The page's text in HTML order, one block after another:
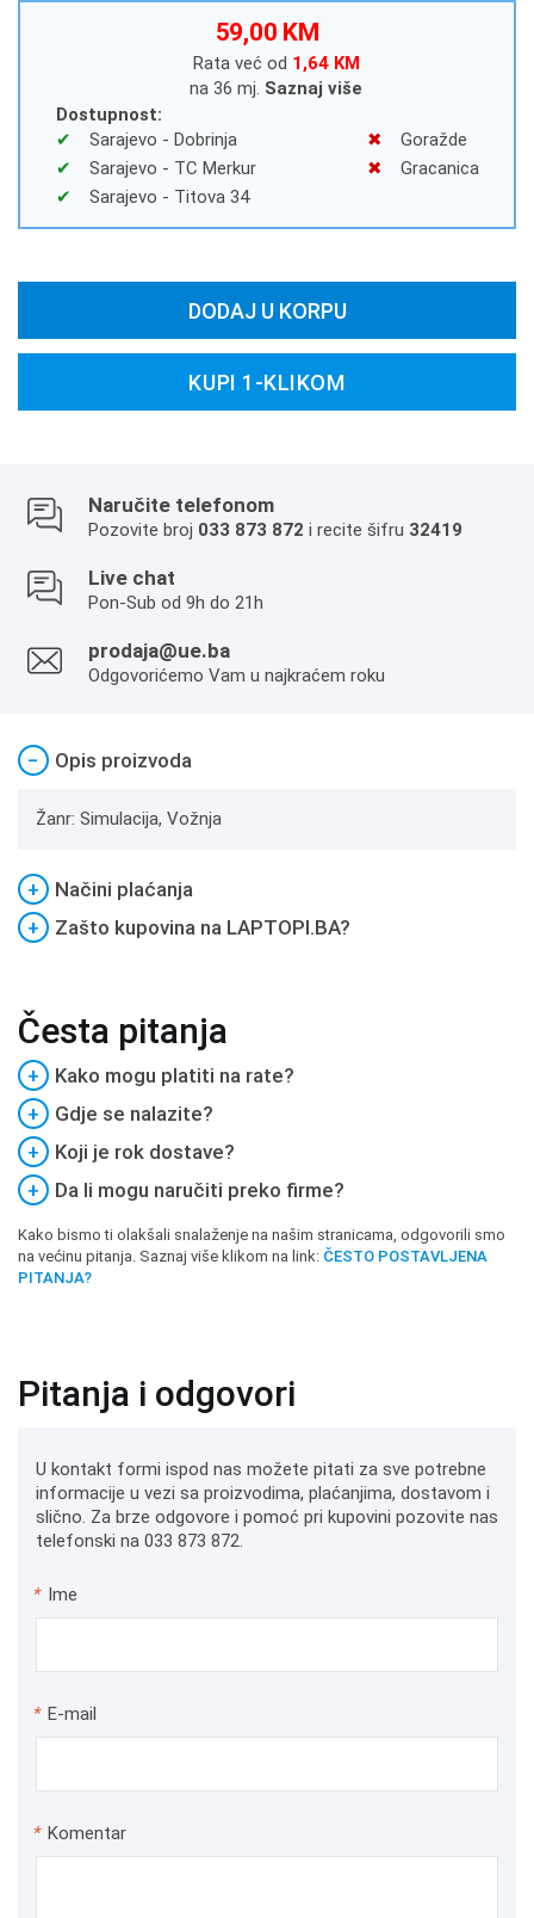
59,00 KM
Rata već od 1,64 KM
na 36 mj. Saznaj više
Dostupnost:
Sarajevo - Dobrinja
Sarajevo - TC Merkur
Sarajevo - Titova 34
Goražde
Gracanica
DODAJ U KORPU
KUPI 1-KLIKOM
Naručite telefonom
Pozovite broj 033 873 872 i recite šifru 32419
Live chat
Pon-Sub od 9h do 21h
prodaja@ue.ba
Odgovorićemo Vam u najkraćem roku
− Opis proizvoda
Žanr: Simulacija, Vožnja
+
Načini plaćanja
+
Zašto kupovina na LAPTOPI.BA?
Česta pitanja
+
Kako mogu platiti na rate?
+
Gdje se nalazite?
+
Koji je rok dostave?
+
Da li mogu naručiti preko firme?
Kako bismo ti olakšali snalaženje na našim stranicama, odgovorili smo
na većinu pitanja. Saznaj više klikom na link: ČESTO POSTAVLJENA
PITANJA?
Pitanja i odgovori
U kontakt formi ispod nas možete pitati za sve potrebne
informacije u vezi sa proizvodima, plaćanjima, dostavom i
slično. Za brze odgovore i pomoć pri kupovini pozovite nas
telefonski na 033 873 872.
* Ime
* E-mail
* Komentar